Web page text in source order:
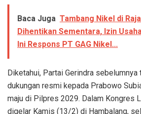
Baca Juga Tambang Nikel di
Dihentikan Sementara, Izin
Ini Respons PT GAG Nikel...
Diketahui, Partai Gerindra sebelumnya
dukungan resmi kepada Prabowo
maju di Pilpres 2029. Dalam Kongres
digelar Kamis (13/2) di Hambalang,